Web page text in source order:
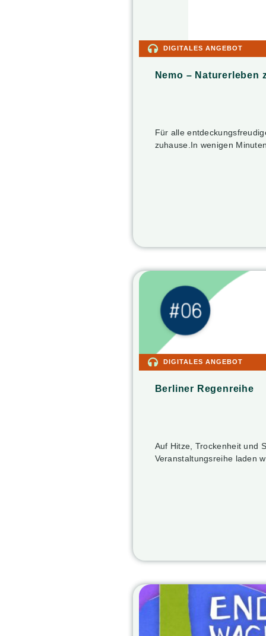
DIGITALES ANGEBOT
Nemo – Naturerleben
Für alle
zuhause.In wenigen
DIGITALES ANGEBOT
Berliner Regenreihe
Auf Hitze, Trockenheit und
Veranstaltungsreihe laden